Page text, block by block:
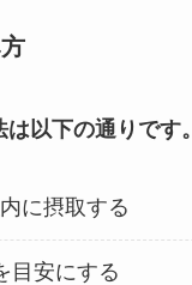
以下の通りです。
に摂取する
目安にする